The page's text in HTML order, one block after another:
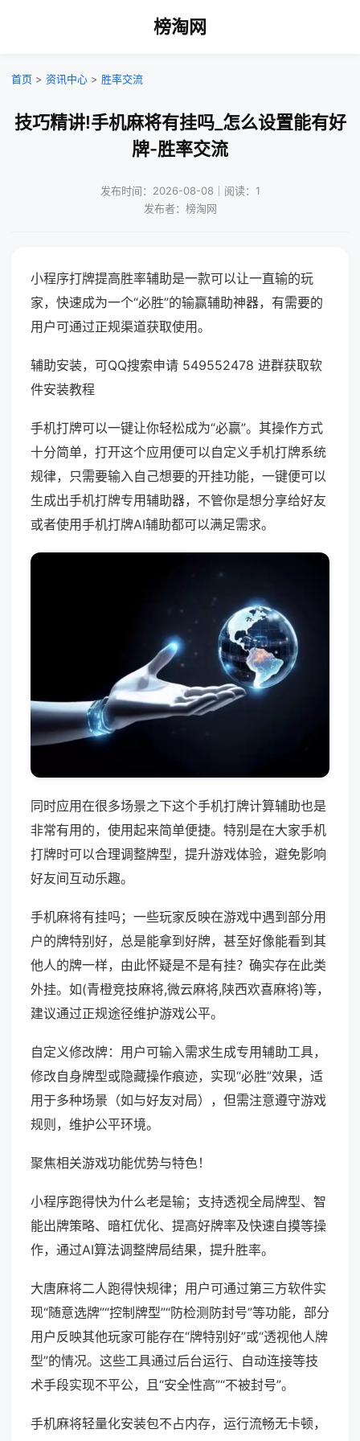
榜淘网
首页 > 资讯中心 > 胜率交流
技巧精讲!手机麻将有挂吗_怎么设置能有好
牌-胜率交流
发布时间：2026-08-08｜阅读：1
发布者：榜淘网
小程序打牌提高胜率辅助是一款可以让一直输的玩
家，快速成为一个“必胜”的输赢辅助神器，有需要的
用户可通过正规渠道获取使用。
辅助安装，可QQ搜索申请 549552478 进群获取软
件安装教程
手机打牌可以一键让你轻松成为“必赢”。其操作方式
十分简单，打开这个应用便可以自定义手机打牌系统
规律，只需要输入自己想要的开挂功能，一键便可以
生成出手机打牌专用辅助器，不管你是想分享给好友
或者使用手机打牌AI辅助都可以满足需求。
同时应用在很多场景之下这个手机打牌计算辅助也是
非常有用的，使用起来简单便捷。特别是在大家手机
打牌时可以合理调整牌型，提升游戏体验，避免影响
好友间互动乐趣。
手机麻将有挂吗；一些玩家反映在游戏中遇到部分用
户的牌特别好，总是能拿到好牌，甚至好像能看到其
他人的牌一样，由此怀疑是不是有挂？确实存在此类
外挂。如(青橙竞技麻将,微云麻将,陕西欢喜麻将)等，
建议通过正规途径维护游戏公平。
自定义修改牌：用户可输入需求生成专用辅助工具，
修改自身牌型或隐藏操作痕迹，实现“必胜”效果，适
用于多种场景（如与好友对局），但需注意遵守游戏
规则，维护公平环境。
聚焦相关游戏功能优势与特色！
小程序跑得快为什么老是输；支持透视全局牌型、智
能出牌策略、暗杠优化、提高好牌率及快速自摸等操
作，通过AI算法调整牌局结果，提升胜率。
大唐麻将二人跑得快规律；用户可通过第三方软件实
现“随意选牌”“控制牌型”“防检测防封号”等功能，部分
用户反映其他玩家可能存在“牌特别好”或“透视他人牌
型”的情况。这些工具通过后台运行、自动连接等技
术手段实现不平公，且“安全性高”“不被封号”。
手机麻将轻量化安装包不占内存，运行流畅无卡顿，